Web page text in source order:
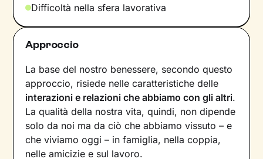
Difficoltà nella sfera lavorativa
Approccio
La base del nostro benessere, secondo questo
approccio, risiede nelle caratteristiche delle
interazioni e relazioni che abbiamo con gli altri.
La qualità della nostra vita, quindi, non dipende
solo da noi ma da ciò che abbiamo vissuto – e
che viviamo oggi – in famiglia, nella coppia,
nelle amicizie e sul lavoro.